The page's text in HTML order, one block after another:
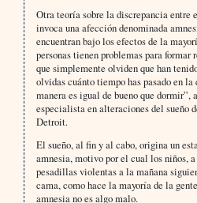
Otra teoría sobre la discrepancia entre
invoca una afección denominada
encuentran bajo los efectos de la
personas tienen problemas para formar
que simplemente olviden que han
olvidas cuánto tiempo has pasado en
manera es igual de bueno que dormir”,
especialista en alteraciones del sueño
Detroit.
El sueño, al fin y al cabo, origina un
amnesia, motivo por el cual los niños,
pesadillas violentas a la mañana
cama, como hace la mayoría de la
amnesia no es algo malo.